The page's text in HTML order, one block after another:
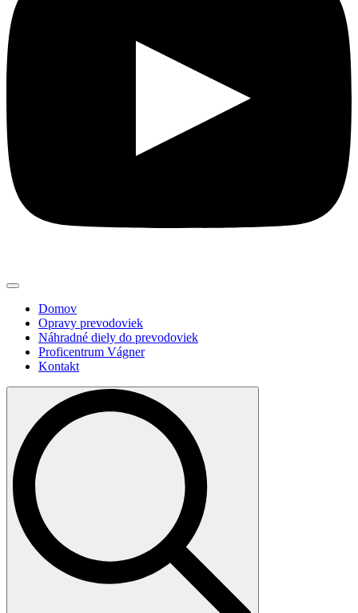
Domov
Opravy prevodoviek
Náhradné diely do prevodoviek
Proficentrum Vágner
Kontakt